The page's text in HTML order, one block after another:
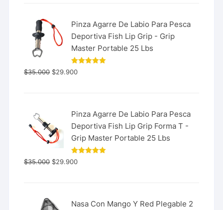
Pinza Agarre De Labio Para Pesca
Deportiva Fish Lip Grip - Grip
Master Portable 25 Lbs
Valorado
con
$35.000 $29.900
Pinza Agarre De Labio Para Pesca
Deportiva Fish Lip Grip Forma T -
Grip Master Portable 25 Lbs
Valorado
con
$35.000 $29.900
Nasa Con Mango Y Red Plegable 2